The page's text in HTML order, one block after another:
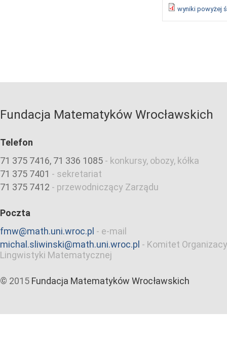
wyniki powyżej
Fundacja Matematyków Wrocławskich
Telefon
71 375 7416, 71 336 1085 - konkursy, obozy, kółka
71 375 7401 - sekretariat
71 375 7412 - przewodniczący Zarządu
Poczta
fmw@math.uni.wroc.pl - e-mail
michal.sliwinski@math.uni.wroc.pl - Komitet
Lingwistyki Matematycznej
© 2015 Fundacja Matematyków Wrocławskich